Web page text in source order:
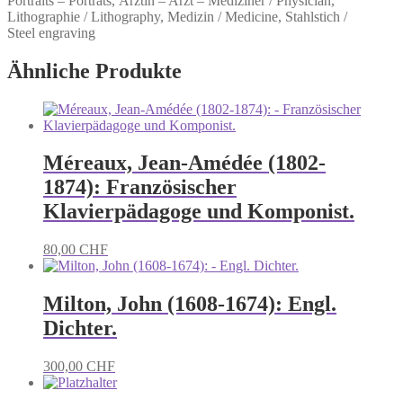
Lithographie / Lithography, Medizin / Medicine, Stahlstich /
Steel engraving
Ähnliche Produkte
Méreaux, Jean-Amédée (1802-
1874): Französischer
Klavierpädagoge und Komponist.
80,00 CHF
Milton, John (1608-1674): Engl.
Dichter.
300,00 CHF